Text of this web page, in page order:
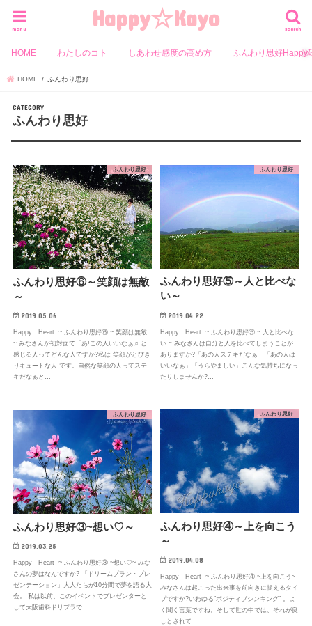
Happy☆Kayo search
menu
HOME わたしのコト しあわせ感度の高め方 ふんわり思好Happy
HOME ふんわり思好
ふんわり思好
ふんわり思好
ふんわり思好⑥～笑顔は無敵
～
2019.05.06
Happy Heart ~ ふんわり思好⑥ ~ 笑顔は無敵
~ みなさんが初対面で「あ!この人いいなぁ♫ と
感じる人ってどんな人ですか?私は 笑顔がとびき
りキュートな人 です。自然な笑顔の人ってステ
キだなぁと…
ふんわり思好
ふんわり思好⑤～人と比べな
い～
2019.04.22
Happy Heart ~ ふんわり思好⑤ ~ 人と比べな
い ~ みなさんは自分と人を比べてしまうことが
ありますか?「あの人ステキだなぁ」「あの人は
いいなぁ」「うらやましい」こんな気持ちになっ
たりしませんか?…
ふんわり思好
ふんわり思好④～上を向こう
～
2019.04.08
Happy Heart ~ ふんわり思好④ ~上を向こう~
みなさんは起こった出来事を前向きに捉えるタイ
プですか?いわゆる”ポジティブシンキング” 。よ
く聞く言葉ですね。そして世の中では、それが良
しとされて…
ふんわり思好
ふんわり思好③~想い♡～
2019.03.25
Happy Heart ~ ふんわり思好③ ~想い♡~ みな
さんの夢はなんですか? 「ドリームプラン・プレ
ゼンテーション」大人たちが10分間で夢を語る大
会。 私は以前、このイベントでプレゼンターと
して大阪歯科ドリプラで…